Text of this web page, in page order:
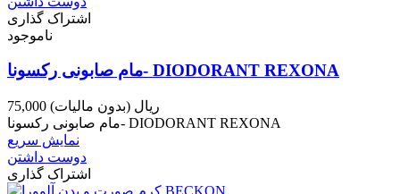
اشتراک گذاری
ناموجود
مام صابونی رکسونا- DIODORANT REXONA
75,000 ریال (بدون مالیات)
مام صابونی رکسونا- DIODORANT REXONA
نمایش سریع
دوست داشتن
اشتراک گذاری